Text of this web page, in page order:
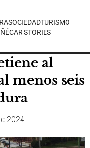
SOCIEDADTURISMO
STORIES
al
menos seis
2024